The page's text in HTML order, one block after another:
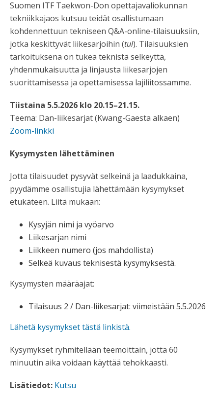
Suomen ITF Taekwon-Don opettajavaliokunnan
tekniikkajaos kutsuu teidät osallistumaan
kohdennettuun tekniseen Q&A-online-tilaisuuksiin,
jotka keskittyvät liikesarjoihin (tul). Tilaisuuksien
tarkoituksena on tukea teknistä selkeyttä,
yhdenmukaisuutta ja linjausta liikesarjojen
suorittamisessa ja opettamisessa lajiliitossamme.
Tiistaina 5.5.2026 klo 20.15–21.15.
Teema: Dan-liikesarjat (Kwang-Gaesta alkaen)
Zoom-linkki
Kysymysten lähettäminen
Jotta tilaisuudet pysyvät selkeinä ja laadukkaina,
pyydämme osallistujia lähettämään kysymykset
etukäteen. Liitä mukaan:
Kysyjän nimi ja vyöarvo
Liikesarjan nimi
Liikkeen numero (jos mahdollista)
Selkeä kuvaus teknisestä kysymyksestä.
Kysymysten määräajat:
Tilaisuus 2 / Dan-liikesarjat: viimeistään 5.5.2026
Lähetä kysymykset tästä linkistä.
Kysymykset ryhmitellään teemoittain, jotta 60
minuutin aika voidaan käyttää tehokkaasti.
Lisätiedot: Kutsu